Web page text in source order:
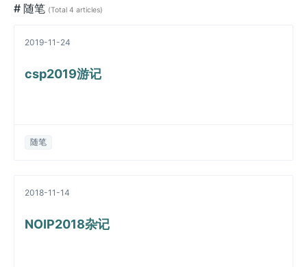
# 随笔 (Total 4 articles)
2019-11-24
csp2019游记
随笔
2018-11-14
NOIP2018杂记